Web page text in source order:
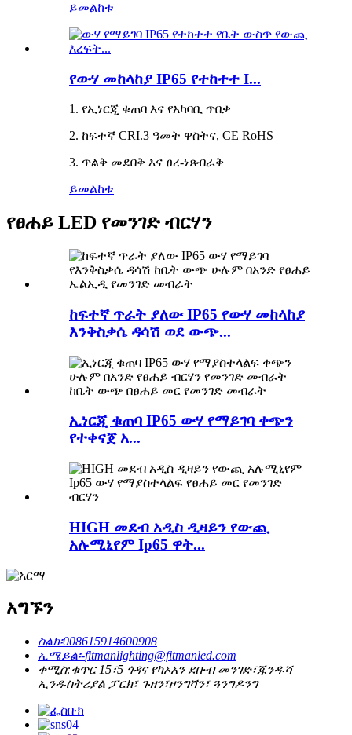
ይመልከቱ
የውሃ መከላከያ IP65 የተከተተ I...
1. የኢነርጂ ቁጠባ እና የአካባቢ ጥበቃ
2. ከፍተኛ CRI.3 ዓመት ዋስትና, CE RoHS
3. ጥልቅ መደበቅ እና ፀረ-ነጸብራቅ
ይመልከቱ
የፀሐይ LED የመንገድ ብርሃን
ከፍተኛ ጥራት ያለው IP65 የውሃ መከላከያ
እንቅስቃሴ ዳሳሽ ወደ ውጭ...
ኢነርጂ ቁጠባ IP65 ውሃ የማይገባ ቀጭን
የተቀናጀ አ...
HIGH መደብ አዲስ ዲዛይን የውጪ
አሉሚኒየም Ip65 ዋት...
አግኙን
ስልክ፡008615914600908
ኢሜይል፡-fitmanlighting@fitmanled.com
ቀሚስ:ቁጥር 15፣5 ጎዳና የካኦአን ደቡብ መንገድ፣ጁንዱሻ
ኢንዱስትሪያል ፓርክ፣ ጉዘን፣ዞንግሻን፣ ጓንግዶንግ